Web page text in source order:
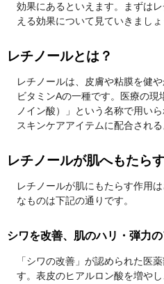
効果にあるといえます。まずは
える効果について見ていきましょ
レチノールとは？
レチノールは、皮膚や粘膜を健
ビタミンAの一種です。医療の
ノイン酸）」という名称で用い
スキンケアアイテムに配合される
レチノールが肌へもたら
レチノールが肌にもたらす作用
なものは下記の通りです。
シワを改善、肌のハリ・弾力
「シワの改善」が認められた医
す。表皮のヒアルロン酸を増や